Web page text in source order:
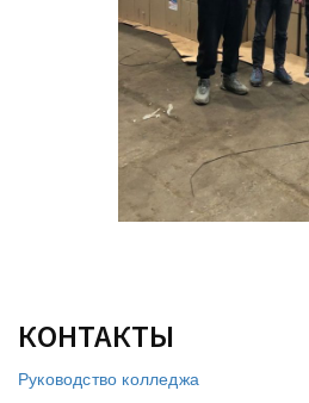
КОНТАКТЫ
Руководство колледжа